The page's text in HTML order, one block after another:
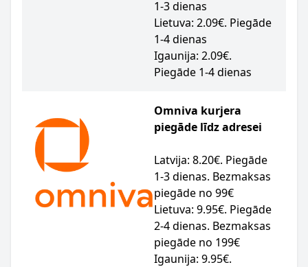
1-3 dienas
Lietuva: 2.09€. Piegāde
1-4 dienas
Igaunija: 2.09€.
Piegāde 1-4 dienas
Omniva kurjera
piegāde līdz adresei
Latvija: 8.20€. Piegāde
1-3 dienas. Bezmaksas
piegāde no 99€
Lietuva: 9.95€. Piegāde
2-4 dienas. Bezmaksas
piegāde no 199€
Igaunija: 9.95€.